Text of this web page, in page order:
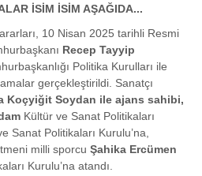
İSİM İSİM AŞAĞIDA...
10 Nisan 2025 tarihli Resmi
Recep Tayyip
Politika Kurulları ile
gerçekleştirildi. Sanatçı
Koçyiğit Soydan ile ajans sahibi,
Kültür ve Sanat Politikaları
Sanat Politikaları Kurulu’na,
milli sporcu Şahika Ercümen
Kurulu’na atandı.